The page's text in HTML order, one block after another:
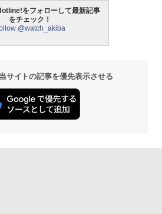
をフォローして最新記事
をチェック！
@watch_akiba
サイトの記事を優先表示させる